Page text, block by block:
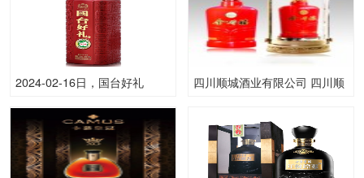
2024-02-16日，国台好礼
是多少呢？
四川顺城酒业有限公司 四川顺